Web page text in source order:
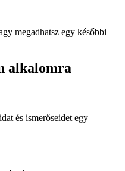
megadhatsz egy későbbi
alkalomra
és ismerőseidet egy